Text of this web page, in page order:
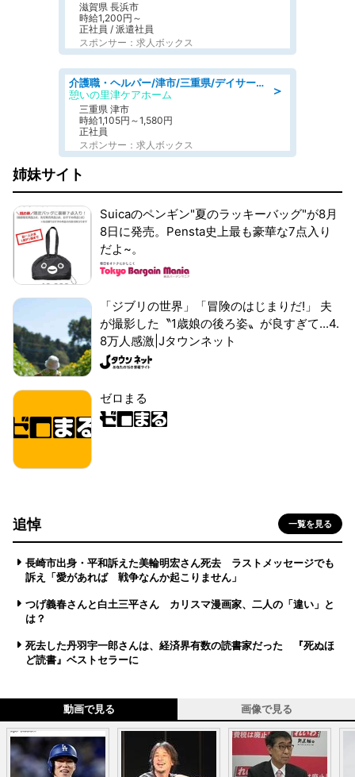
滋賀県 長浜市
時給1,200円～
正社員 / 派遣社員
スポンサー：求人ボックス
＞
介護職・ヘルパー/津市/三重県/デイサービス/近鉄名古屋線
憩いの里津ケアホーム
三重県 津市
時給1,105円～1,580円
正社員
スポンサー：求人ボックス
姉妹サイト
Suicaのペンギン"夏のラッキーバッグ"が8月
8日に発売。Pensta史上最も豪華な7点入り
だよ~。
「ジブリの世界」「冒険のはじまりだ!」 夫
が撮影した〝1歳娘の後ろ姿〟が良すぎて...4.
8万人感激|Jタウンネット
ゼロまる
追悼 一覧を見る
長崎市出身・平和訴えた美輪明宏さん死去 ラストメッセージでも
訴え「愛があれば 戦争なんか起こりません」
つげ義春さんと白土三平さん カリスマ漫画家、二人の「違い」と
は？
死去した丹羽宇一郎さんは、経済界有数の読書家だった 『死ぬほ
ど読書』ベストセラーに
動画で見る 画像で見る